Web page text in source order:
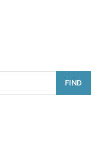
FIND